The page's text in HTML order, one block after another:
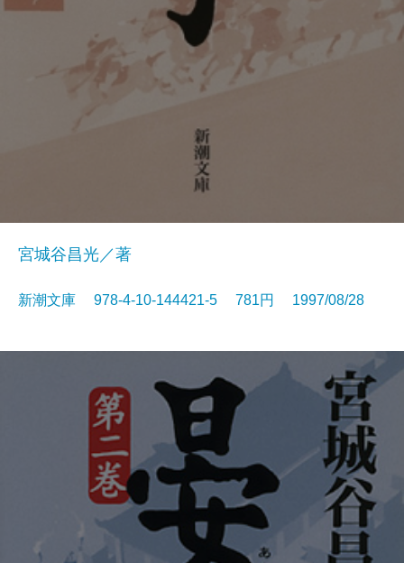
宮城谷昌光／著
新潮文庫 978-4-10-144421-5 781円 1997/08/28